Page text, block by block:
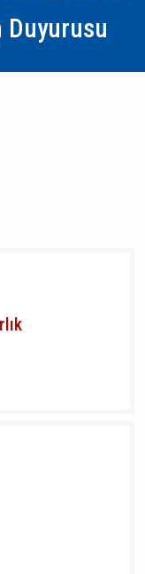
Duyurusu